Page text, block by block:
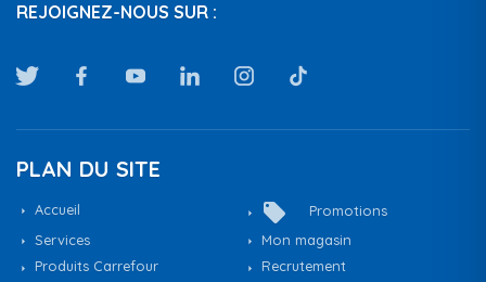
REJOIGNEZ-NOUS SUR :
PLAN DU SITE
Accueil local_offer
Promotions
Services
Mon magasin
Produits Carrefour
Recrutement